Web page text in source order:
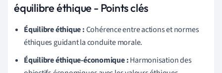
équilibre éthique - Points clés
Équilibre éthique :Cohérence entre actions et normes
éthiques guidant la conduite morale.
Équilibre éthique-économique :Harmonisation des